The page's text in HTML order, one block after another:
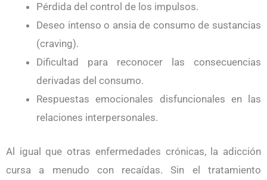
Pérdida del control de los impulsos.
Deseo intenso o ansia de consumo de sustancias
(craving).
Dificultad para reconocer las consecuencias
derivadas del consumo.
Respuestas emocionales disfuncionales en las
relaciones interpersonales.
Al igual que otras enfermedades crónicas, la adicción
cursa a menudo con recaídas. Sin el tratamiento